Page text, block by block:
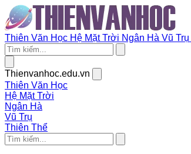
Thiên Văn Học Hệ Mặt Trời Ngân Hà Vũ Trụ
Thienvanhoc.edu.vn
Thiên Văn Học
Hệ Mặt Trời
Ngân Hà
Vũ Trụ
Thiên Thể